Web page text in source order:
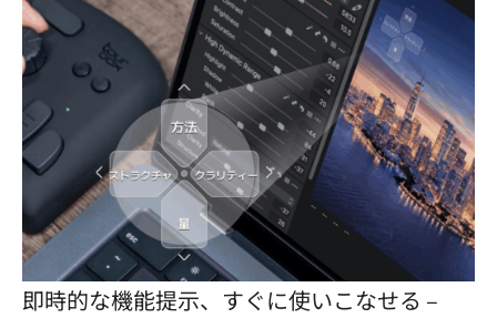
即時的な機能提示、すぐに使いこなせる –